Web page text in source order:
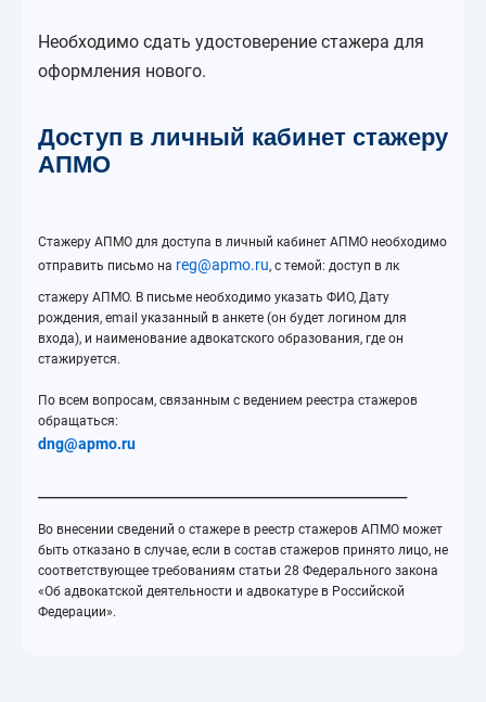
Необходимо сдать удостоверение стажера для
оформления нового.
Доступ в личный кабинет стажеру
АПМО
Стажеру АПМО для доступа в личный кабинет АПМО необходимо
отправить письмо на reg@apmo.ru, с темой: доступ в лк
стажеру АПМО. В письме необходимо указать ФИО, Дату
рождения, email указанный в анкете (он будет логином для
входа), и наименование адвокатского образования, где он
стажируется.
По всем вопросам, связанным с ведением реестра стажеров
обращаться:
dng@apmo.ru
Во внесении сведений о стажере в реестр стажеров АПМО может
быть отказано в случае, если в состав стажеров принято лицо, не
соответствующее требованиям статьи 28 Федерального закона
«Об адвокатской деятельности и адвокатуре в Российской
Федерации».